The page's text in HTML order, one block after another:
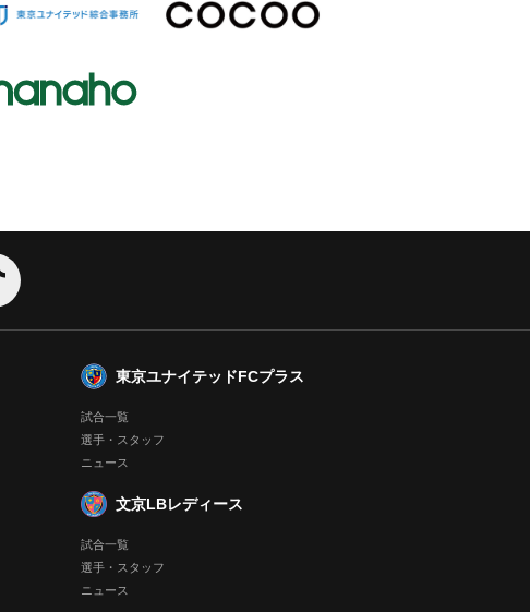
東京ユナイテッドFCプラス
試合一覧
選手・スタッフ
ニュース
文京LBレディース
試合一覧
選手・スタッフ
ニュース